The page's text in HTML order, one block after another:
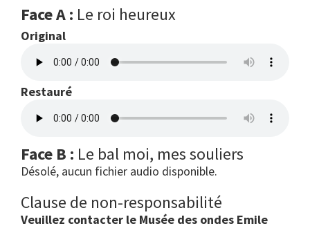
Face A : Le roi heureux
Original
Restauré
Face B : Le bal moi, mes souliers
Désolé, aucun fichier audio disponible.
Clause de non-responsabilité
Veuillez contacter le Musée des ondes Emile